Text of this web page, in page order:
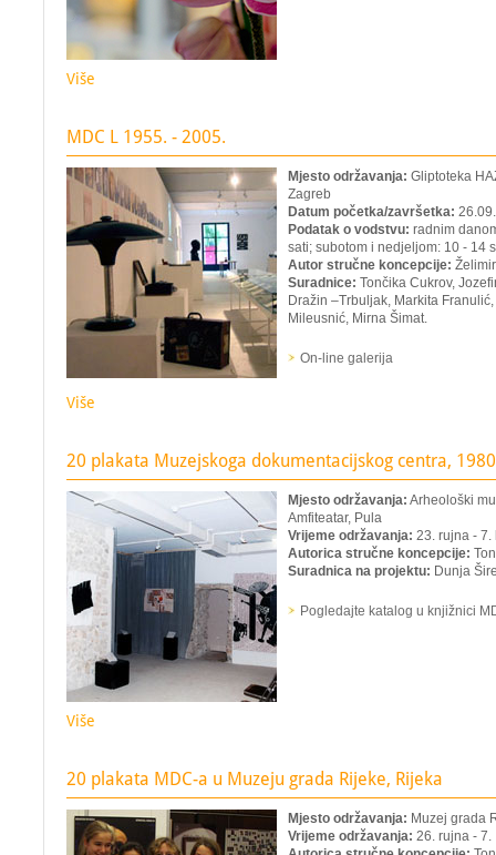
Više
MDC L 1955. - 2005.
Mjesto održavanja: Gliptoteka
Zagreb
Datum početka/završetka:
Podatak o vodstvu: radnim
sati; subotom i nedjeljom: 10 - 14
Autor stručne koncepcije:
Suradnice: Tončika Cukrov,
Dražin –Trbuljak, Markita
Mileusnić, Mirna Šimat.
On-line galerija
Više
20 plakata Muzejskoga dokumentacijskog centra,
Mjesto održavanja: Arheološki
Amfiteatar, Pula
Vrijeme održavanja: 23. rujna -
Autorica stručne koncepcije:
Suradnica na projektu: Dunja
Pogledajte katalog u knjižnici
Više
20 plakata MDC-a u Muzeju grada Rijeke, Rijeka
Mjesto održavanja: Muzej grada
Vrijeme održavanja: 26. rujna -